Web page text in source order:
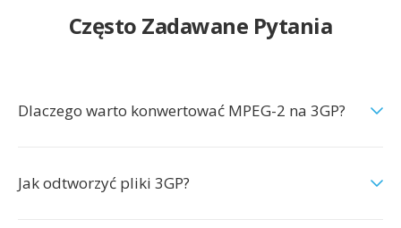
Często Zadawane Pytania
Dlaczego warto konwertować MPEG-2 na 3GP?
Jak odtworzyć pliki 3GP?